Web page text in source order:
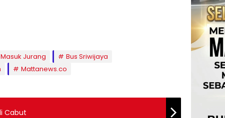
Jurang
Bus Sriwijaya
Mattanews.co
Cabut